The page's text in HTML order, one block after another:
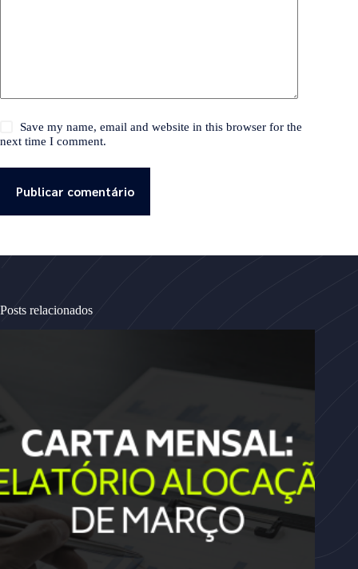
Save my name, email and website in this browser for the
next time I comment.
Publicar comentário
Posts relacionados